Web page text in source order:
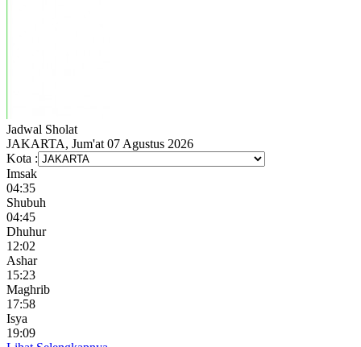
Jadwal Sholat
JAKARTA, Jum'at 07 Agustus 2026
Kota :
Imsak
04:35
Shubuh
04:45
Dhuhur
12:02
Ashar
15:23
Maghrib
17:58
Isya
19:09